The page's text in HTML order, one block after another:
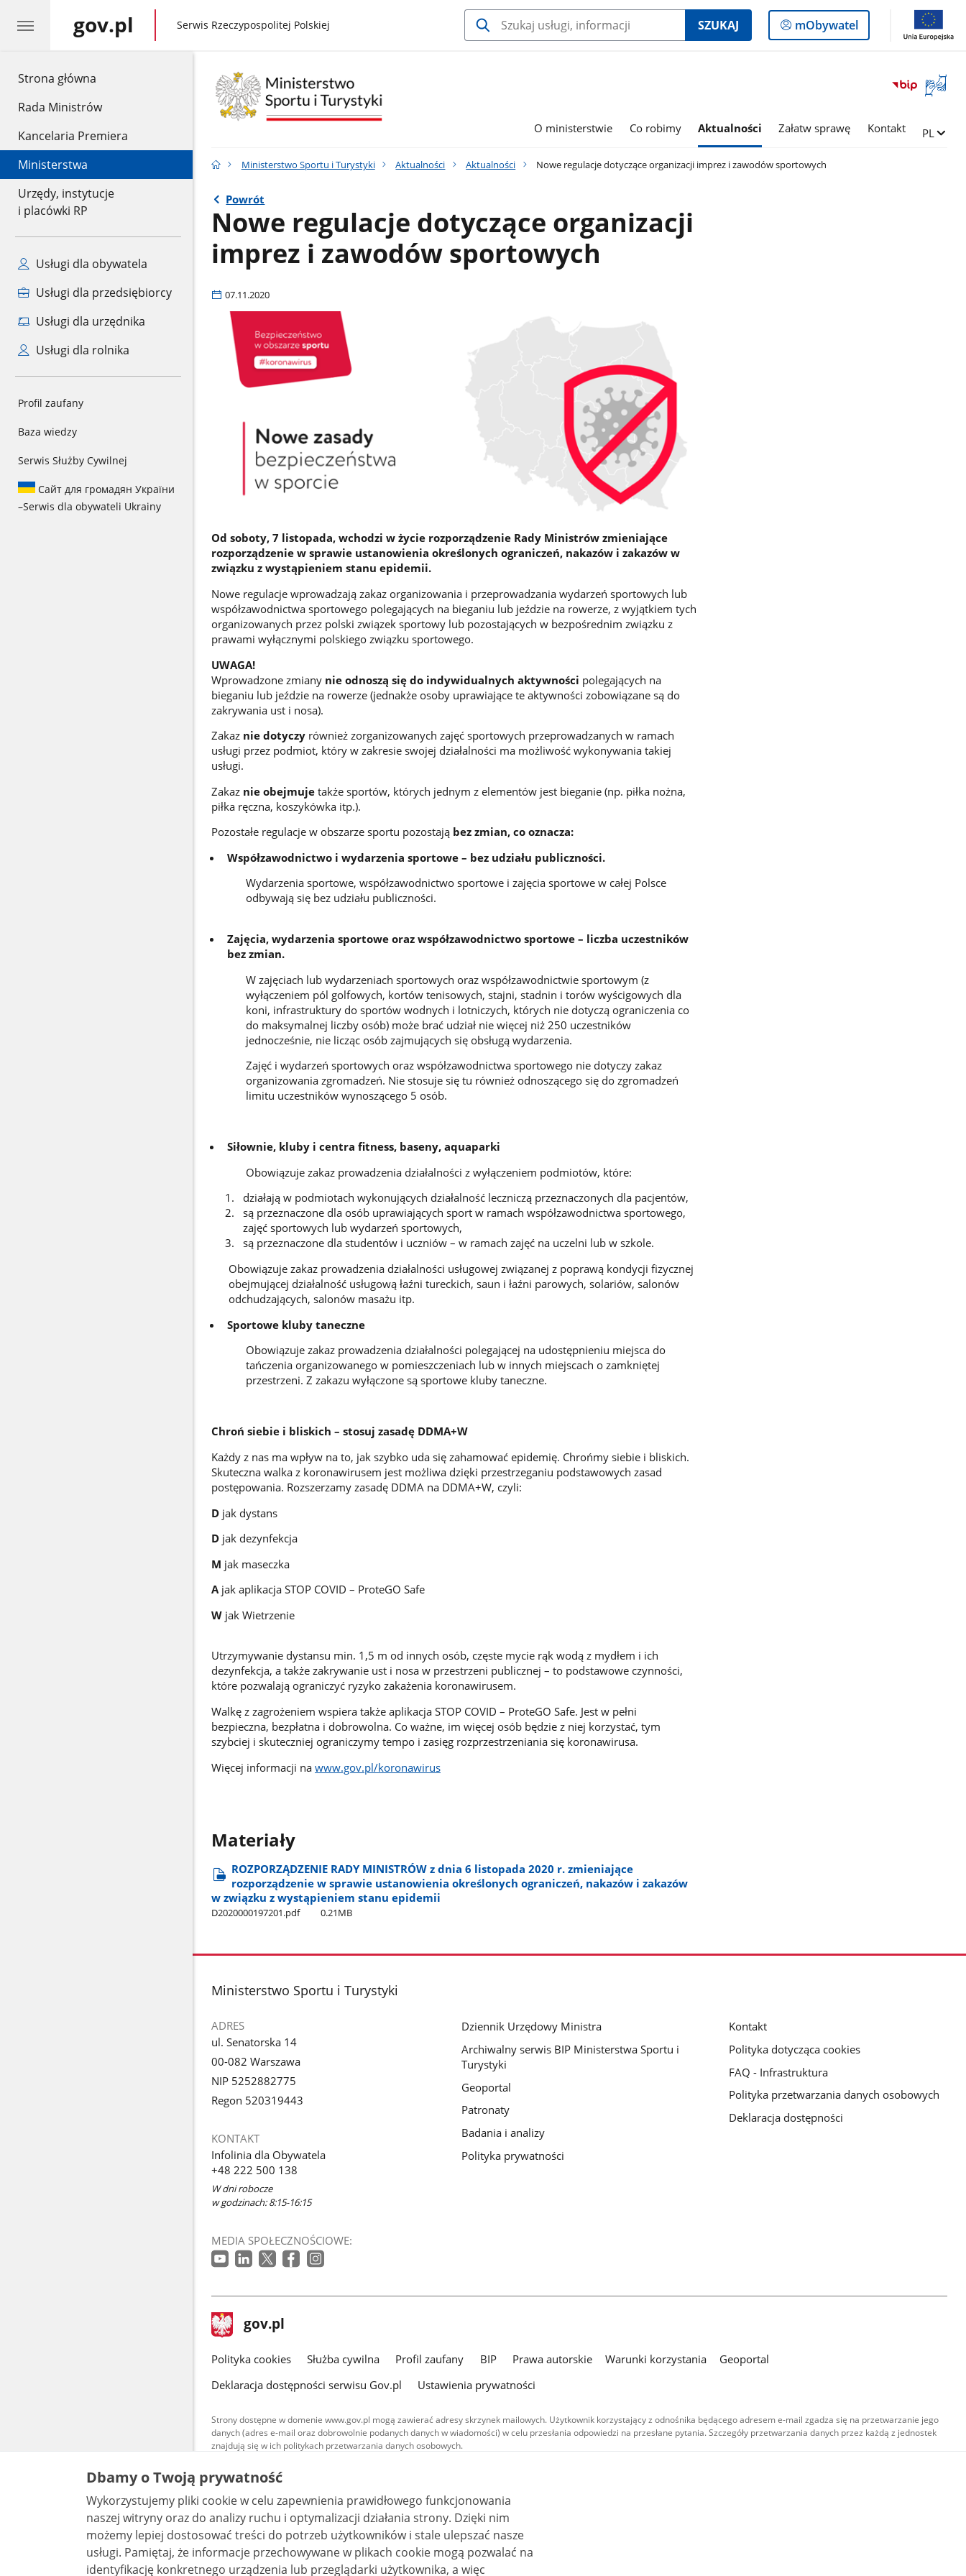
Strona główna
Rada Ministrów
Kancelaria Premiera
Ministerstwa
Urzędy, instytucje
i placówki RP
Usługi dla obywatela
Usługi dla przedsiębiorcy
Usługi dla urzędnika
Usługi dla rolnika
Profil zaufany
Baza wiedzy
Serwis Służby Cywilnej
Сайт для громадян України
–Serwis dla obywateli Ukrainy
gov.pl gov.pl
Serwis Rzeczypospolitej Polskiej SZUKAJ
Logowanie
do
mObywatel
Otwórz
okno
języka
O ministerstwie Co robimy Aktualności Załatw sprawę Kontakt Zmień
PL
Ministerstwo Sportu i Turystyki Aktualności Aktualności Nowe regulacje dotyczące organizacji imprez i zawodów sportowych
Powrót
Nowe regulacje dotyczące organizacji
imprez i zawodów sportowych
07.11.2020
Od soboty, 7 listopada, wchodzi w życie rozporządzenie Rady Ministrów zmieniające
rozporządzenie w sprawie ustanowienia określonych ograniczeń, nakazów i zakazów w
związku z wystąpieniem stanu epidemii.
Nowe regulacje wprowadzają zakaz organizowania i przeprowadzania wydarzeń sportowych lub
współzawodnictwa sportowego polegających na bieganiu lub jeździe na rowerze, z wyjątkiem tych
organizowanych przez polski związek sportowy lub pozostających w bezpośrednim związku z
prawami wyłącznymi polskiego związku sportowego.
UWAGA!
Wprowadzone zmiany nie odnoszą się do indywidualnych aktywności polegających na
bieganiu lub jeździe na rowerze (jednakże osoby uprawiające te aktywności zobowiązane są do
zakrywania ust i nosa).
Zakaz nie dotyczyrównież zorganizowanych zajęć sportowych przeprowadzanych w ramach
usługi przez podmiot, który w zakresie swojej działalności ma możliwość wykonywania takiej
usługi.
Zakaz nie obejmuje także sportów, których jednym z elementów jest bieganie (np. piłka nożna,
piłka ręczna, koszykówka itp.).
Pozostałe regulacje w obszarze sportu pozostają bez zmian, co oznacza:
Współzawodnictwo i wydarzenia sportowe – bez udziału publiczności.
Wydarzenia sportowe, współzawodnictwo sportowe i zajęcia sportowe w całej Polsce
odbywają się bez udziału publiczności.
Zajęcia, wydarzenia sportowe oraz współzawodnictwo sportowe – liczba uczestników
bez zmian.
W zajęciach lub wydarzeniach sportowych oraz współzawodnictwie sportowym (z
wyłączeniem pól golfowych, kortów tenisowych, stajni, stadnin i torów wyścigowych dla
koni, infrastruktury do sportów wodnych i lotniczych, których nie dotyczą ograniczenia co
do maksymalnej liczby osób) może brać udział nie więcej niż 250 uczestników
jednocześnie, nie licząc osób zajmujących się obsługą wydarzenia.
Zajęć i wydarzeń sportowych oraz współzawodnictwa sportowego nie dotyczy zakaz
organizowania zgromadzeń. Nie stosuje się tu również odnoszącego się do zgromadzeń
limitu uczestników wynoszącego 5 osób.
Siłownie, kluby i centra fitness, baseny, aquaparki
Obowiązuje zakaz prowadzenia działalności z wyłączeniem podmiotów, które:
działają w podmiotach wykonujących działalność leczniczą przeznaczonych dla pacjentów,
są przeznaczone dla osób uprawiających sport w ramach współzawodnictwa sportowego,
zajęć sportowych lub wydarzeń sportowych,
są przeznaczone dla studentów i uczniów – w ramach zajęć na uczelni lub w szkole.
Obowiązuje zakaz prowadzenia działalności usługowej związanej z poprawą kondycji fizycznej
obejmującej działalność usługową łaźni tureckich, saun i łaźni parowych, solariów, salonów
odchudzających, salonów masażu itp.
Sportowe kluby taneczne
Obowiązuje zakaz prowadzenia działalności polegającej na udostępnieniu miejsca do
tańczenia organizowanego w pomieszczeniach lub w innych miejscach o zamkniętej
przestrzeni. Z zakazu wyłączone są sportowe kluby taneczne.
Chroń siebie i bliskich – stosuj zasadę DDMA+W
Każdy z nas ma wpływ na to, jak szybko uda się zahamować epidemię. Chrońmy siebie i bliskich.
Skuteczna walka z koronawirusem jest możliwa dzięki przestrzeganiu podstawowych zasad
postępowania. Rozszerzamy zasadę DDMA na DDMA+W, czyli:
Djak dystans
Djak dezynfekcja
M jak maseczka
Ajak aplikacja STOP COVID – ProteGO Safe
Wjak Wietrzenie
Utrzymywanie dystansu min. 1,5 m od innych osób, częste mycie rąk wodą z mydłem i ich
dezynfekcja, a także zakrywanie ust i nosa w przestrzeni publicznej – to podstawowe czynności,
które pozwalają ograniczyć ryzyko zakażenia koronawirusem.
Walkę z zagrożeniem wspiera także aplikacja STOP COVID – ProteGO Safe. Jest w pełni
bezpieczna, bezpłatna i dobrowolna. Co ważne, im więcej osób będzie z niej korzystać, tym
szybciej i skuteczniej ograniczymy tempo i zasięg rozprzestrzeniania się koronawirusa.
Więcej informacji na www.gov.pl/koronawirus
Materiały
ROZPORZĄDZENIE RADY MINISTRÓW z dnia 6 listopada 2020 r. zmieniające
rozporządzenie w sprawie ustanowienia określonych ograniczeń, nakazów i zakazów
w związku z wystąpieniem stanu epidemii
D2020000197201.pdf 0.21MB
stopka
Ministerstwo Sportu i Turystyki
ADRES
ul. Senatorska 14
00-082 Warszawa
NIP 5252882775
Regon 520319443
KONTAKT
Infolinia dla Obywatela
+48 222 500 138
W dni robocze
w godzinach: 8:15-16:15
MEDIA SPOŁECZNOŚCIOWE:
Dziennik Urzędowy Ministra
Archiwalny serwis BIP Ministerstwa Sportu i
Turystyki
Geoportal
Patronaty
Badania i analizy
Polityka prywatności
Kontakt
Polityka dotycząca cookies
FAQ - Infrastruktura
Polityka przetwarzania danych osobowych
Deklaracja dostępności
stopka
gov.pl Strona
gov.pl
gov.pl
Polityka cookies Służba cywilna Profil zaufany BIP Prawa autorskie Warunki korzystania
Geoportal
Deklaracja dostępności serwisu Gov.pl
Ustawienia prywatności
Strony dostępne w domenie www.gov.pl mogą zawierać adresy skrzynek mailowych. Użytkownik korzystający z odnośnika będącego adresem e-mail zgadza się na przetwarzanie jego
danych (adres e-mail oraz dobrowolnie podanych danych w wiadomości) w celu przesłania odpowiedzi na przesłane pytania. Szczegóły przetwarzania danych przez każdą z jednostek
znajdują się w ich politykach przetwarzania danych osobowych.
Treści tekstowe publikowane w serwisie (z wyłączeniem treści audiowizualnych), są
udostępniane na licencji typu Creative Commons: uznanie autorstwa - na tych samych
warunkach 4.0 (CC BY-SA 4.0). Materiały audiowizualne, w tym zdjęcia, materiały audio i wideo,
są udostępniane na licencji typu Creative Commons: uznanie autorstwa użycie niekomercyjne -
bez utworów zależnych 4.0 (CC BY-NC-ND 4.0), o ile nie jest to stwierdzone inaczej.
Dbamy o Twoją prywatność
Wykorzystujemy pliki cookie w celu zapewnienia prawidłowego funkcjonowania
naszej witryny oraz do analizy ruchu i optymalizacji działania strony. Dzięki nim
możemy lepiej dostosować treści do potrzeb użytkowników i stale ulepszać nasze
usługi. Pamiętaj, że informacje przechowywane w plikach cookie mogą pozwalać na
identyfikację konkretnego urządzenia lub przeglądarki użytkownika, a więc